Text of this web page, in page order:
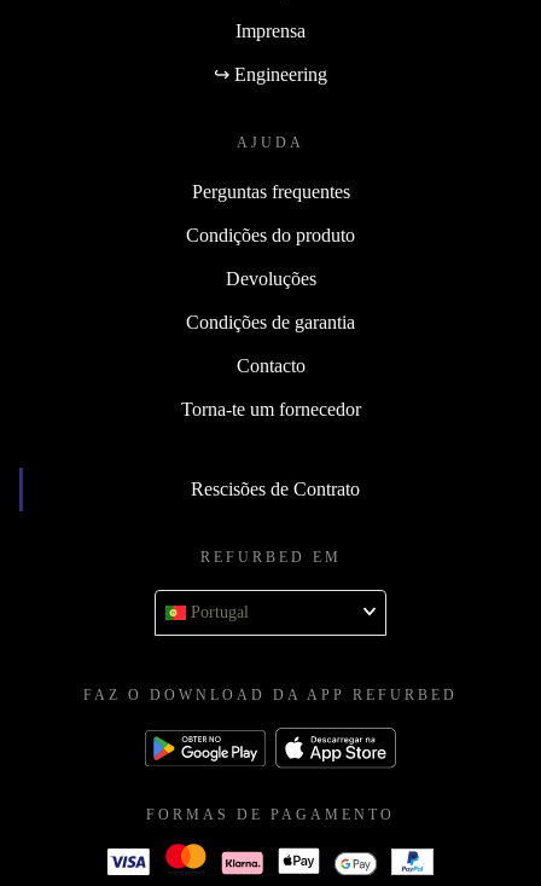
Imprensa
↪ Engineering
AJUDA
Perguntas frequentes
Condições do produto
Devoluções
Condições de garantia
Contacto
Torna-te um fornecedor
Rescisões de Contrato
REFURBED EM
Portugal
FAZ O DOWNLOAD DA APP REFURBED
FORMAS DE PAGAMENTO